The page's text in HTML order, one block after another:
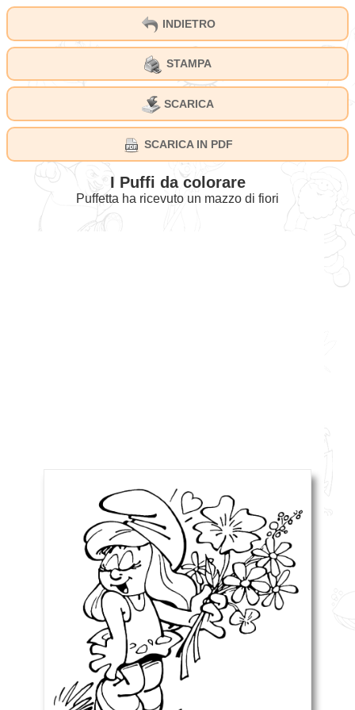
INDIETRO
STAMPA
SCARICA
SCARICA IN PDF
I Puffi da colorare
Puffetta ha ricevuto un mazzo di fiori